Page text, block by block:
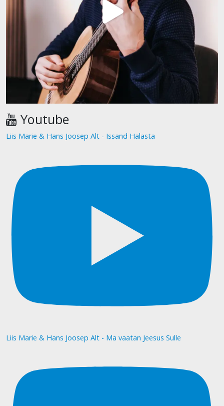
Youtube
Liis Marie & Hans Joosep Alt - Issand Halasta
Liis Marie & Hans Joosep Alt - Ma vaatan Jeesus Sulle